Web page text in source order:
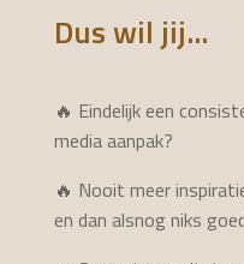
Dus wil jij...
🔥 Eindelijk een
media aanpak?
🔥 Nooit meer
en dan alsnog niks